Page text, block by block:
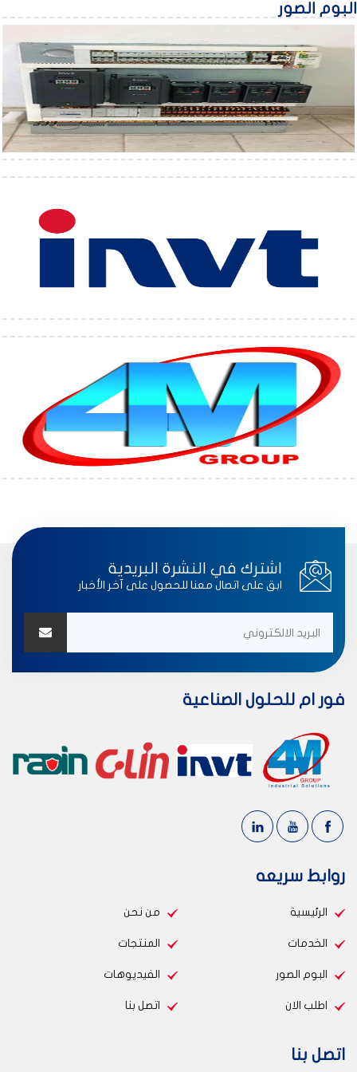
الصور
اشترك في النشرة البريدية
ابق على اتصال معنا للحصول على آخر الأخبار
فور ام للحلول الصناعية
روابط سريعه
الرئيسية من نحن
الخدمات المنتجات
البوم الصور الفيديوهات
اطلب الان اتصل بنا
اتصل بنا